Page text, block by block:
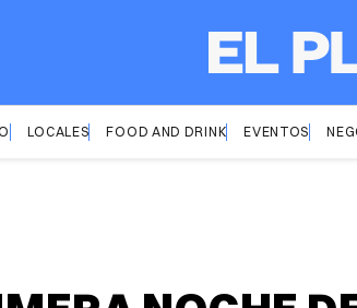
LOCALES FOOD AND DRINK EVENTOS